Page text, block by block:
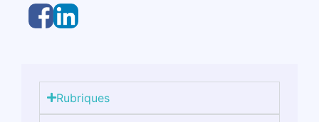
Rubriques